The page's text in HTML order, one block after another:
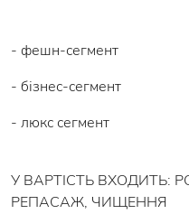
- фешн-сегмент
- бізнес-сегмент
- люкс сегмент
У ВАРТІСТЬ ВХОДИТЬ:
РЕПАСАЖ, ЧИЩЕННЯ